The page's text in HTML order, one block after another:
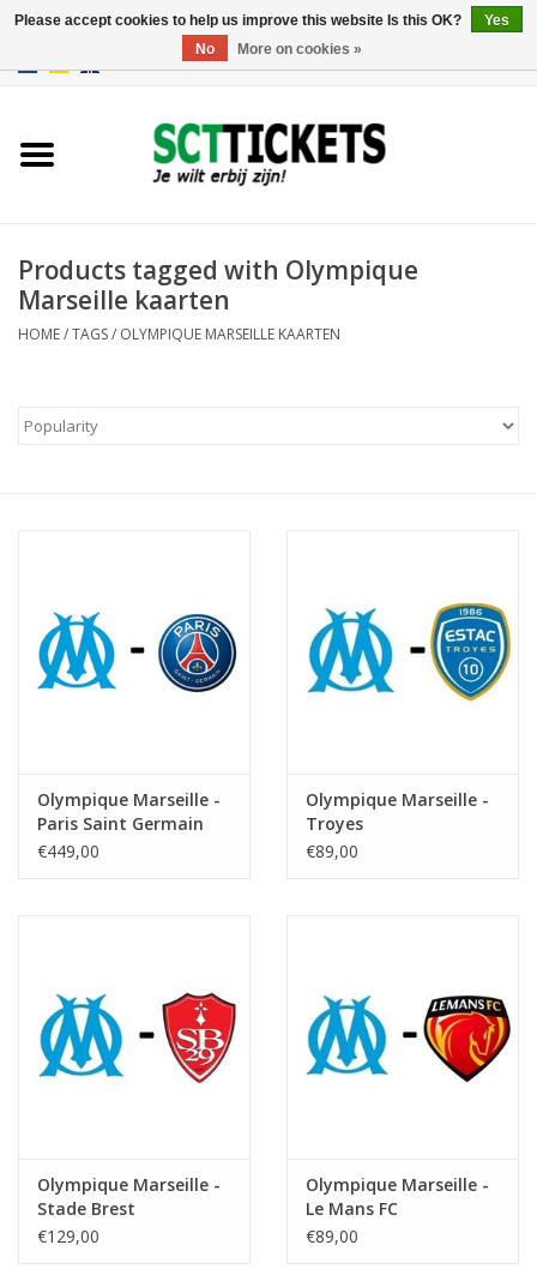
Products tagged with Olympique
Marseille kaarten
HOME/TAGS/ OLYMPIQUE MARSEILLE KAARTEN
Olympique Marseille -
Paris Saint Germain
€449,00
Olympique Marseille -
Troyes
€89,00
Olympique Marseille -
Stade Brest
€129,00
Olympique Marseille -
Le Mans FC
€89,00
Please accept cookies to help us improve this website Is this OK?
Yes
No
More on cookies »